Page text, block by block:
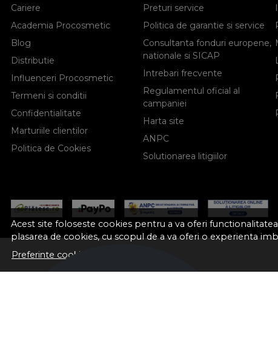
Acest site foloseste cookies pentru a va oferi
plasarea de cookies, cu scopul de a va oferi o experienta
Preferinte cookie-uri
Cariere
Academia Procosmetic
Blog
Distributie
Influenceri Procosmetic
Termeni si conditii
Confidentialitate
Marturiile clientilor
Politica de Cookies
Preturi service
Politica de garantie si service
Consultanta fonduri europene,
nationale si SICAP
Intrebari frecvente
Regulamentul oficial al
campaniei
Harta site
ANPC
Solutionarea litigiilor